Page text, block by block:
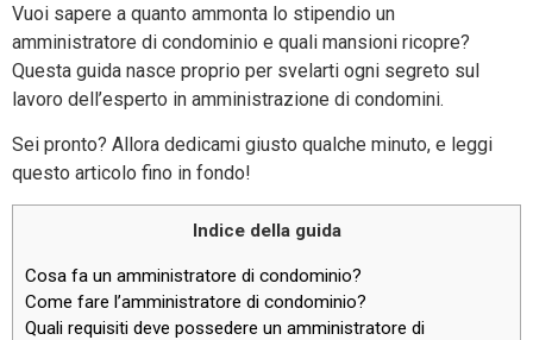
Vuoi sapere a quanto ammonta lo stipendio un
amministratore di condominio e quali mansioni ricopre?
Questa guida nasce proprio per svelarti ogni segreto sul
lavoro dell’esperto in amministrazione di condomini.
Sei pronto? Allora dedicami giusto qualche minuto, e leggi
questo articolo fino in fondo!
Indice della guida
Cosa fa un amministratore di condominio?
Come fare l’amministratore di condominio?
Quali requisiti deve possedere un amministratore di